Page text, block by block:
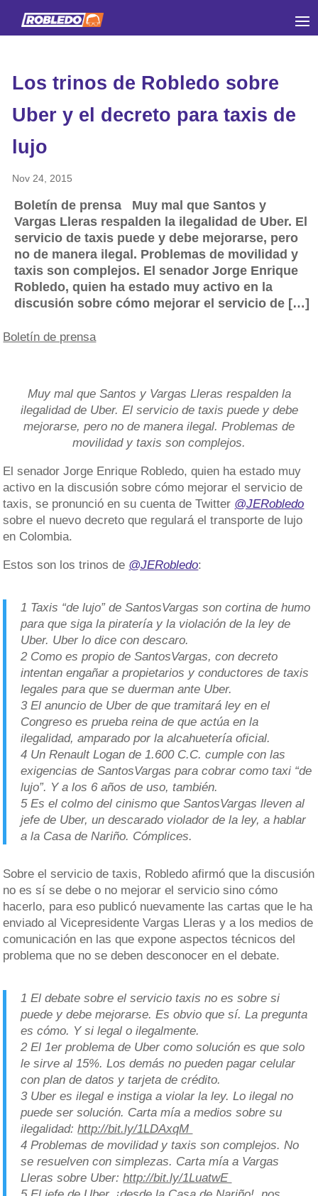
Los trinos de Robledo sobre
Uber y el decreto para taxis de
lujo
Nov 24, 2015
Boletín de prensa Muy mal que Santos y
Vargas Lleras respalden la ilegalidad de Uber. El
servicio de taxis puede y debe mejorarse, pero
no de manera ilegal. Problemas de movilidad y
taxis son complejos. El senador Jorge Enrique
Robledo, quien ha estado muy activo en la
discusión sobre cómo mejorar el servicio de […]
Boletín de prensa
Muy mal que Santos y Vargas Lleras respalden la
ilegalidad de Uber. El servicio de taxis puede y debe
mejorarse, pero no de manera ilegal. Problemas de
movilidad y taxis son complejos.
El senador Jorge Enrique Robledo, quien ha estado muy
activo en la discusión sobre cómo mejorar el servicio de
taxis, se pronunció en su cuenta de Twitter @JERobledo
sobre el nuevo decreto que regulará el transporte de lujo
en Colombia.
Estos son los trinos de @JERobledo:
1 Taxis “de lujo” de SantosVargas son cortina de humo
para que siga la piratería y la violación de la ley de
Uber. Uber lo dice con descaro.
2 Como es propio de SantosVargas, con decreto
intentan engañar a propietarios y conductores de taxis
legales para que se duerman ante Uber.
3 El anuncio de Uber de que tramitará ley en el
Congreso es prueba reina de que actúa en la
ilegalidad, amparado por la alcahuetería oficial.
4 Un Renault Logan de 1.600 C.C. cumple con las
exigencias de SantosVargas para cobrar como taxi “de
lujo”. Y a los 6 años de uso, también.
5 Es el colmo del cinismo que SantosVargas lleven al
jefe de Uber, un descarado violador de la ley, a hablar
a la Casa de Nariño. Cómplices.
Sobre el servicio de taxis, Robledo afirmó que la discusión
no es sí se debe o no mejorar el servicio sino cómo
hacerlo, para eso publicó nuevamente las cartas que le ha
enviado al Vicepresidente Vargas Lleras y a los medios de
comunicación en las que expone aspectos técnicos del
problema que no se deben desconocer en el debate.
1 El debate sobre el servicio taxis no es sobre si
puede y debe mejorarse. Es obvio que sí. La pregunta
es cómo. Y si legal o ilegalmente.
2 El 1er problema de Uber como solución es que solo
le sirve al 15%. Los demás no pueden pagar celular
con plan de datos y tarjeta de crédito.
3 Uber es ilegal e instiga a violar la ley. Lo ilegal no
puede ser solución. Carta mía a medios sobre su
ilegalidad:http://bit.ly/1LDAxqM
4 Problemas de movilidad y taxis son complejos. No
se resuelven con simplezas. Carta mía a Vargas
Lleras sobre Uber:http://bit.ly/1LuatwE